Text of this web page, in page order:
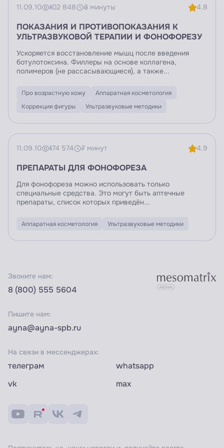
11.09.10 102 848 3 минуты 4.8
ПОКАЗАНИЯ И ПРОТИВОПОКАЗАНИЯ К
УЛЬТРАЗВУКОВОЙ ТЕРАПИИ И ФОНОФОРЕЗУ
Ускоряется восстановление мышц после введения
ботулотоксина. Филлеры на основе коллагена,
полимеров (не рассасывающиеся), а также...
Про возрастную кожу
Аппаратная косметология
Коррекция фигуры
Ультразвуковые методики
11.09.10 174 574 7 минут 4.9
ПРЕПАРАТЫ ДЛЯ ФОНОФОРЕЗА
Для фонофореза можно использовать только
специальные средства. Это могут быть аптечные
препараты, список которых приведён...
Аппаратная косметология Ультразвуковые методики
Звоните нам:
8 (800) 555 5604
Пишите нам:
ayna@ayna-spb.ru
На связи в мессенджерах:
телеграм
whatsapp
vk
max